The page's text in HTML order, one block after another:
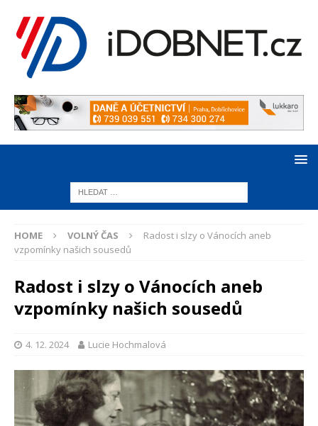
HOME VOLNÝ ČAS
Radost i slzy o Vánocích aneb
vzpomínky našich sousedů
Radost i slzy o Vánocích aneb
vzpomínky našich sousedů
4. 12. 2024 Lucie Hochmalová